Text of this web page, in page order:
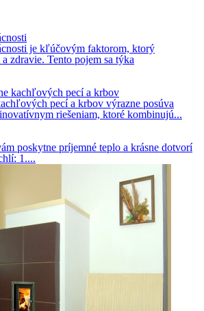
je kľúčovým faktorom, ktorý
zdravie. Tento pojem sa týka
kachľových pecí a krbov
pecí a krbov výrazne posúva
riešeniam, ktoré kombinujú...
poskytne príjemné teplo a krásne dotvorí
1....